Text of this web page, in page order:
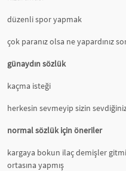
düzenli spor yapmak
çok paranız olsa ne yapardınız
günaydın sözlük
kaçma isteği
herkesin sevmeyip sizin
normal sözlük için öneriler
kargaya bokun ilaç demişler
ortasına yapmış